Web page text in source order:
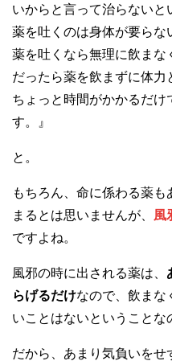
いからと言って治らないと
薬を吐くのは身体が要らな
薬を吐くなら無理に飲まな
だったら薬を飲まずに体力
ちょっと時間がかかるだけ
す。』
と。
もちろん、命に係わる薬
まるとは思いませんが、 風
ですよね。
風邪の時に出される薬は、
らげるだけなので、飲まな
いことはないということな
だから、あまり気負いをせ